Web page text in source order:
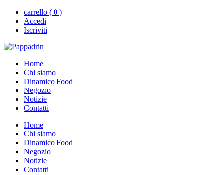
carrello ( 0 )
Accedi
Iscriviti
Home
Chi siamo
Dinamico Food
Negozio
Notizie
Contatti
Home
Chi siamo
Dinamico Food
Negozio
Notizie
Contatti